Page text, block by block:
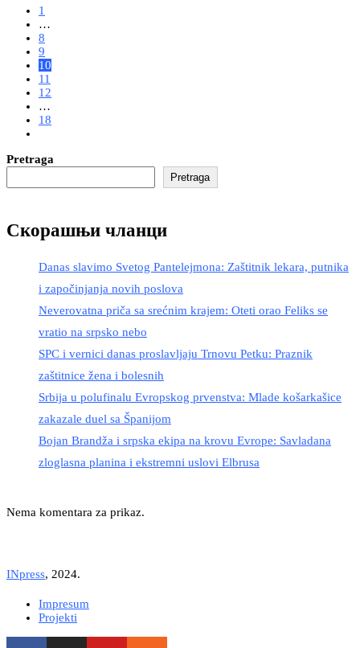
1
…
8
9
10
11
12
…
18
Pretraga
Pretraga
Скорашњи чланци
Danas slavimo Svetog Pantelejmona: Zaštitnik lekara, putnika
i započinjanja novih poslova
Neverovatna priča sa srećnim krajem: Oteti orao Feliks se
vratio na srpsko nebo
SPC i vernici danas proslavljaju Trnovu Petku: Praznik
zaštitnice žena i bolesnih
Srbija u polufinalu Evropskog prvenstva: Mlade košarkašice
zakazale duel sa Španijom
Bojan Brandža i srpska ekipa na krovu Evrope: Savladana
zloglasna planina i ekstremni uslovi Elbrusa
Nema komentara za prikaz.
INpress, 2024.
Impresum
Projekti